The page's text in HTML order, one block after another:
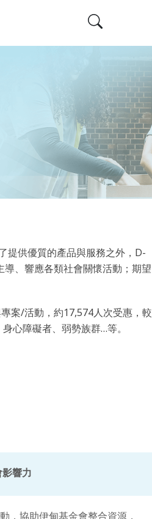
提供優質的產品與服務之外，D-
、響應各類社會關懷活動；期望
案/活動，約17,574人次受惠，較
心障礙者、弱勢族群…等。
響力
，協助伊甸基金會整合資源，